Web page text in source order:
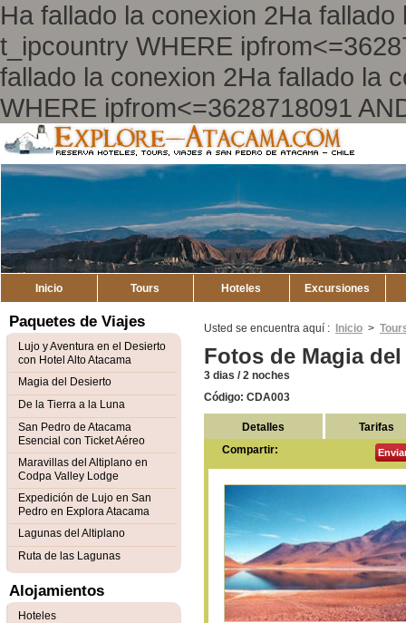
Ha fallado la conexion 2Ha
t_ipcountry WHERE
fallado la conexion 2Ha fallado la
WHERE ipfrom<=3628718091
Mapa del Sitio
Inicio Tours Hoteles Excursiones
Usted se encuentra aquí : Inicio >
Fotos de Magia
3 dias / 2 noches
Código: CDA003
Detalles
Tarifas
Compartir:
Paquetes de Viajes
Lujo y Aventura en el Desierto
con Hotel Alto Atacama
Magia del Desierto
De la Tierra a la Luna
San Pedro de Atacama
Esencial con Ticket Aéreo
Maravillas del Altiplano en
Codpa Valley Lodge
Expedición de Lujo en San
Pedro en Explora Atacama
Lagunas del Altiplano
Ruta de las Lagunas
Alojamientos
Hoteles